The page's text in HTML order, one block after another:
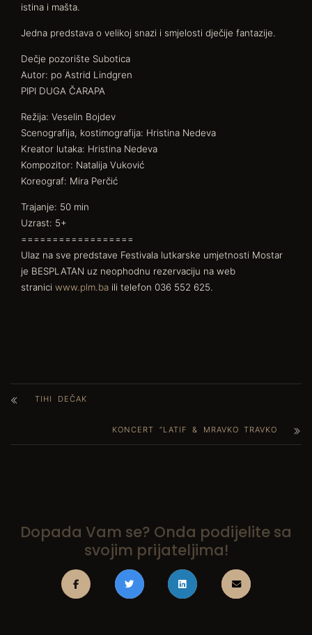
istina i mašta.
Jedna predstava o velikoj snazi i smjelosti dječije fantazije.
Dečje pozorište Subotica
Autor: po Astrid Lindgren
PIPI DUGA ČARAPA
Režija: Veselin Bojdev
Scenografija, kostimografija: Hristina Nedeva
Kreator lutaka: Hristina Nedeva
Kompozitor: Natalija Vuković
Koreograf: Mira Perčić
Trajanje: 50 min
Uzrast: 5+
==================
Ulaz na sve predstave Festivala lutkarske umjetnosti Mostar
je BESPLATAN uz neophodnu rezervaciju na web
stranici www.plm.ba ili telefon 036 552 625.
TIHI DEČAK
KONCERT “LATIF & MRAVKO TRAVKO
Dopada Vam se? Onda podijelite sa
svojim prijateljima!